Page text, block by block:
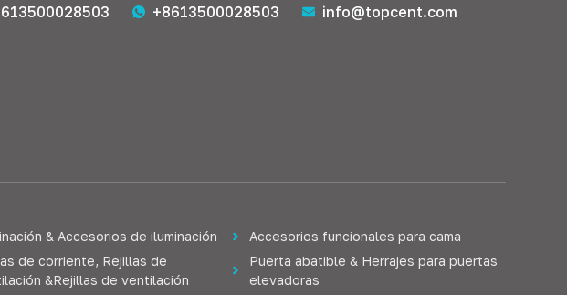
+8613500028503 info@topcent.com
& Accesorios de iluminación
de corriente, Rejillas de
&Rejillas de ventilación
Accesorios funcionales para cama
Puerta abatible & Herrajes para puertas
elevadoras